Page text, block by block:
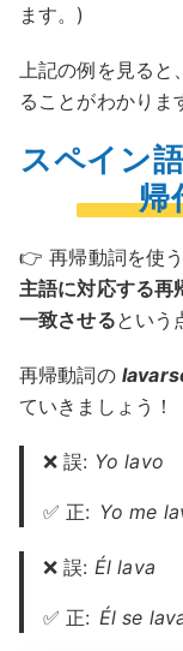
ます。)
上記の例を見ると
ることがわかりま
スペイン
帰
👉 再帰動詞を使
主語に対応する再
一致させるという
再帰動詞の
ていきましょう！
❌ 誤: Yo lavo
✅ 正: Yo me
❌ 誤: Él lava
✅ 正: Él se